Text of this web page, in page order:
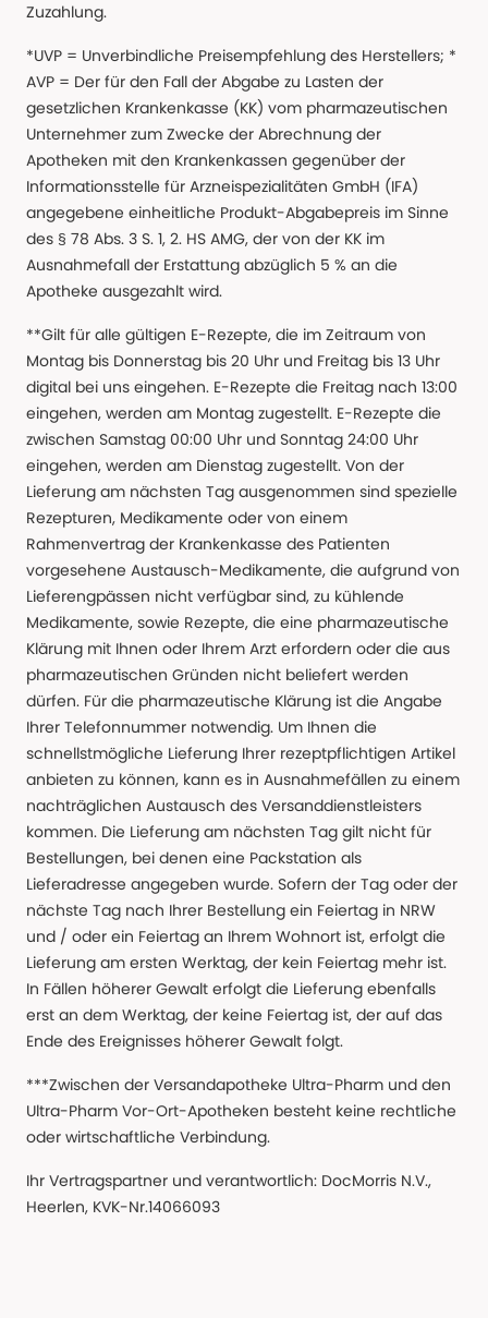
Zuzahlung.
*UVP = Unverbindliche Preisempfehlung des Herstellers; *
AVP = Der für den Fall der Abgabe zu Lasten der
gesetzlichen Krankenkasse (KK) vom pharmazeutischen
Unternehmer zum Zwecke der Abrechnung der
Apotheken mit den Krankenkassen gegenüber der
Informationsstelle für Arzneispezialitäten GmbH (IFA)
angegebene einheitliche Produkt-Abgabepreis im Sinne
des § 78 Abs. 3 S. 1, 2. HS AMG, der von der KK im
Ausnahmefall der Erstattung abzüglich 5 % an die
Apotheke ausgezahlt wird.
**Gilt für alle gültigen E-Rezepte, die im Zeitraum von
Montag bis Donnerstag bis 20 Uhr und Freitag bis 13 Uhr
digital bei uns eingehen. E-Rezepte die Freitag nach 13:00
eingehen, werden am Montag zugestellt. E-Rezepte die
zwischen Samstag 00:00 Uhr und Sonntag 24:00 Uhr
eingehen, werden am Dienstag zugestellt. Von der
Lieferung am nächsten Tag ausgenommen sind spezielle
Rezepturen, Medikamente oder von einem
Rahmenvertrag der Krankenkasse des Patienten
vorgesehene Austausch-Medikamente, die aufgrund von
Lieferengpässen nicht verfügbar sind, zu kühlende
Medikamente, sowie Rezepte, die eine pharmazeutische
Klärung mit Ihnen oder Ihrem Arzt erfordern oder die aus
pharmazeutischen Gründen nicht beliefert werden
dürfen. Für die pharmazeutische Klärung ist die Angabe
Ihrer Telefonnummer notwendig. Um Ihnen die
schnellstmögliche Lieferung Ihrer rezeptpflichtigen Artikel
anbieten zu können, kann es in Ausnahmefällen zu einem
nachträglichen Austausch des Versanddienstleisters
kommen. Die Lieferung am nächsten Tag gilt nicht für
Bestellungen, bei denen eine Packstation als
Lieferadresse angegeben wurde. Sofern der Tag oder der
nächste Tag nach Ihrer Bestellung ein Feiertag in NRW
und / oder ein Feiertag an Ihrem Wohnort ist, erfolgt die
Lieferung am ersten Werktag, der kein Feiertag mehr ist.
In Fällen höherer Gewalt erfolgt die Lieferung ebenfalls
erst an dem Werktag, der keine Feiertag ist, der auf das
Ende des Ereignisses höherer Gewalt folgt.
***Zwischen der Versandapotheke Ultra-Pharm und den
Ultra-Pharm Vor-Ort-Apotheken besteht keine rechtliche
oder wirtschaftliche Verbindung.
Ihr Vertragspartner und verantwortlich: DocMorris N.V.,
Heerlen, KVK-Nr.14066093